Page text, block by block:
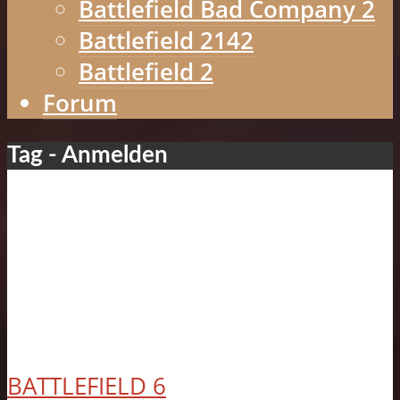
Battlefield Bad Company 2
Battlefield 2142
Battlefield 2
Forum
Tag - Anmelden
BATTLEFIELD 6